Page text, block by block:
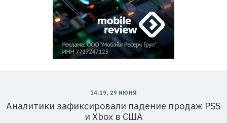
14:19, 29 ИЮНЯ
Аналитики зафиксировали падение продаж PS5
и Xbox в США